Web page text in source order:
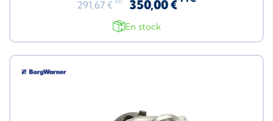
291,67 € HT 350,00 €
En stock